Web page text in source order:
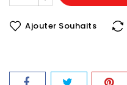
Ajouter Souhaits